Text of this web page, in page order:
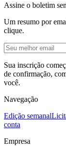
Assine o boletim
Um resumo por
clique.
Sua inscrição
de confirmação,
você.
Navegação
Edição semanal
conta
Empresa